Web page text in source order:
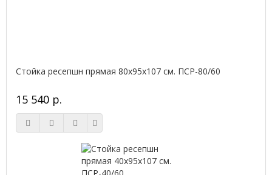
Стойка ресепшн прямая 80х95х107 см. ПСР-80/60
15 540 р.